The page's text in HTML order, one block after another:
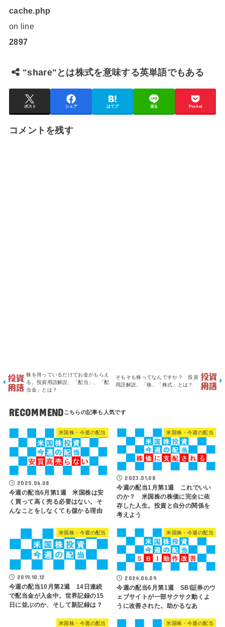
cache.php
on line
2897
"share"とは株式を意味する英単語でもある
ポスト シェア はてブ 送る Pocket
コメントを残す
株を持っているだけでお金がもらえ
る。投資用語解説、「配当」、「配
当金」とは？
そもそも株ってなんですか？ 投資
用語解説、「株」「株式」とは？
RECOMMEND
米国株・今週の配当
2025.06.08
今週の配当6月第1週 米国株は安
く買って高く売る必要はない。そ
んなことをしなくても儲かる理由
米国株・今週の配当
2023.01.08
今週の配当1月第1週 これでいい
のか？ 米国株の株価に完全に依
存した人生。投資と自分の関係を
考えよう
米国株・今週の配当
2019.10.12
今週の配当10月第2週 14日連続
で配当金が入金中。世界記録の15
日に並ぶのか、そして新記録は？
米国株・今週の配当
2024.06.09
今週の配当6月第1週 SBI証券のウ
ェブサイトが一部サクサク動くよ
うに改善された。助かるなあ
米国株・今週の配当 米国株・今週の配当